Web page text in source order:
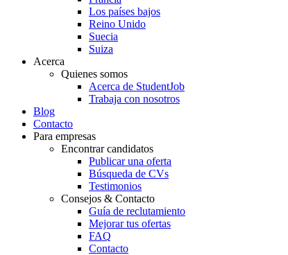
Los países bajos
Reino Unido
Suecia
Suiza
Acerca
Quienes somos
Acerca de StudentJob
Trabaja con nosotros
Blog
Contacto
Para empresas
Encontrar candidatos
Publicar una oferta
Búsqueda de CVs
Testimonios
Consejos & Contacto
Guía de reclutamiento
Mejorar tus ofertas
FAQ
Contacto